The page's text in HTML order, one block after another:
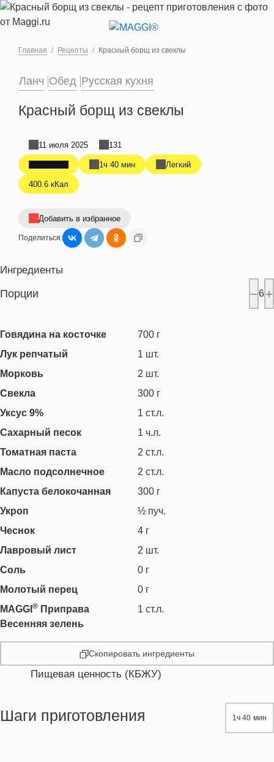
Перейти к основному содержанию
Главная Рецепты Красный борщ из свеклы
Ланч Обед Русская кухня
Красный борщ из свеклы
1ч 40 мин Легкий
400.6 кКал
11 июля 2025 131
Добавить в избранное
Поделиться:
Ингредиенты
Порции 6
Говядина на косточке 700 г
Лук репчатый
1 шт.
Морковь
2 шт.
Свекла
300 г
Уксус 9%
1 ст.л.
Сахарный песок
1 ч.л.
Томатная паста
2 ст.л.
Масло подсолнечное
2 ст.л.
Капуста белокочанная
300 г
Укроп
½ пуч.
Чеснок
4 г
Лавровый лист
2 шт.
Соль
0 г
Молотый перец
0 г
MAGGI ® Приправа
Весенняя зелень
1 ст.л.
Скопировать ингредиенты
Пищевая ценность (КБЖУ)
Жиры
Шаги приготовления 1ч 40 мин